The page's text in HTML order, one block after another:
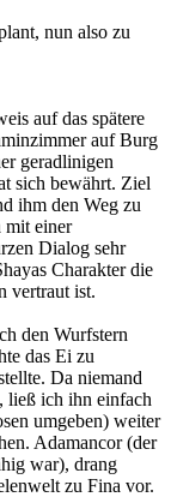
nun also zu
auf das spätere
auf Burg
geradlinigen
sich bewährt. Ziel
ihm den Weg zu
mit einer
Dialog sehr
Charakter die
vertraut ist.
den Wurfstern
das Ei zu
Da niemand
ließ ich ihn einfach
umgeben) weiter
Adamancor (der
war), drang
zu Fina vor.